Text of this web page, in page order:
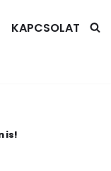
KAPCSOLAT
is!